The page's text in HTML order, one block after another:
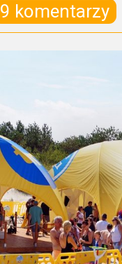
9 komentarzy